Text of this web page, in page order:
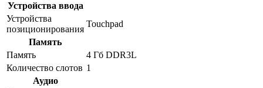
Устройства ввода
Устройства
позиционирования
Touchpad
Память
Память
4 Гб DDR3L
Количество слотов 1
Аудио